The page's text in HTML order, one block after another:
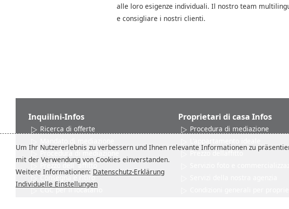
alle loro esigenze individuali. Il nostro team
e consigliare i nostri clienti.
Inquilini-Infos
Ricerca di offerte
Prezzo dell´ affitto
Consegna e ritiro
CGC per il locatario
Proprietari di casa Infos
Procedura di mediazione
Um Ihr Nutzererlebnis zu verbessern und Ihnen relevante Informationen zu
mit der Verwendung von Cookies einverstanden.
Weitere Informationen: Datenschutz-Erklärung
Individuelle Einstellungen